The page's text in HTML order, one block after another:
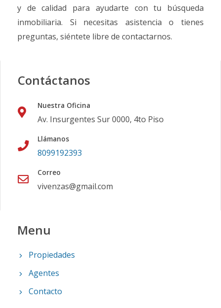
y de calidad para ayudarte con tu búsqueda
inmobiliaria. Si necesitas asistencia o tienes
preguntas, siéntete libre de contactarnos.
Contáctanos
Nuestra Oficina
Av. Insurgentes Sur 0000, 4to Piso
Llámanos
8099192393
Correo
vivenzas@gmail.com
Menu
Propiedades
Agentes
Contacto